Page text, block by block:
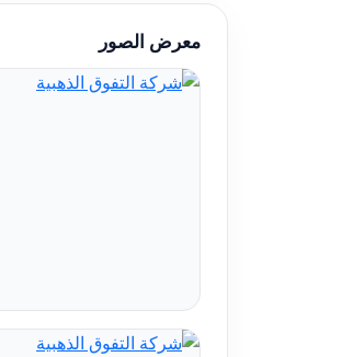
معرض الصور